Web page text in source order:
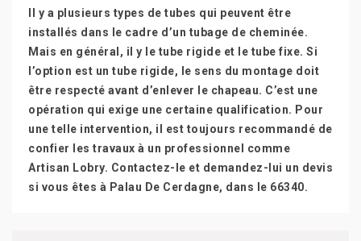
Il y a plusieurs types de tubes qui peuvent être
installés dans le cadre d’un tubage de cheminée.
Mais en général, il y le tube rigide et le tube fixe. Si
l’option est un tube rigide, le sens du montage doit
être respecté avant d’enlever le chapeau. C’est une
opération qui exige une certaine qualification. Pour
une telle intervention, il est toujours recommandé de
confier les travaux à un professionnel comme
Artisan Lobry. Contactez-le et demandez-lui un devis
si vous êtes à Palau De Cerdagne, dans le 66340.